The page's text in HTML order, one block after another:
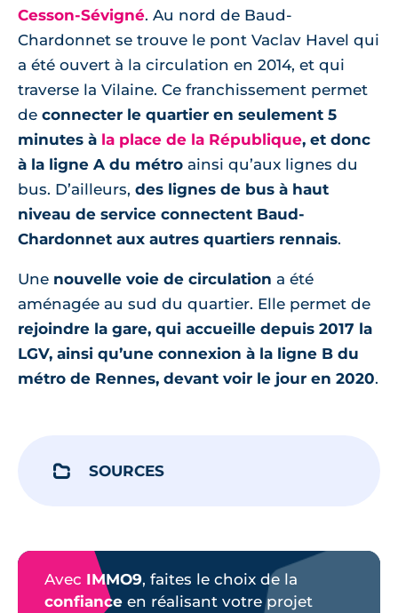
Cesson-Sévigné. Au nord de Baud-
Chardonnet se trouve le pont Vaclav Havel qui
a été ouvert à la circulation en 2014, et qui
traverse la Vilaine. Ce franchissement permet
de connecter le quartier en seulement 5
minutes à la place de la République, et donc
à la ligne A du métro ainsi qu’aux lignes du
bus. D’ailleurs, des lignes de bus à haut
niveau de service connectent Baud-
Chardonnet aux autres quartiers rennais.
Une nouvelle voie de circulation a été
aménagée au sud du quartier. Elle permet de
rejoindre la gare, qui accueille depuis 2017 la
LGV, ainsi qu’une connexion à la ligne B du
métro de Rennes, devant voir le jour en 2020.
SOURCES
Avec IMMO9, faites le choix de la
confiance en réalisant votre projet